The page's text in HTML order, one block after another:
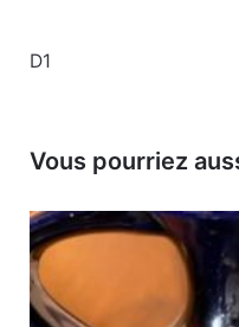
D1
Vous pourriez